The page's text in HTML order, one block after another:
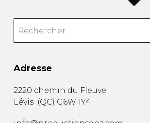
Adresse
2220 chemin du Fleuve
Lévis (QC) G6W 1Y4